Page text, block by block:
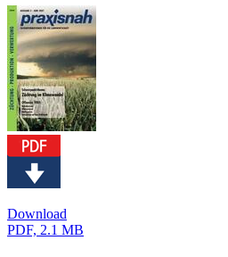
Download
PDF, 2.1 MB